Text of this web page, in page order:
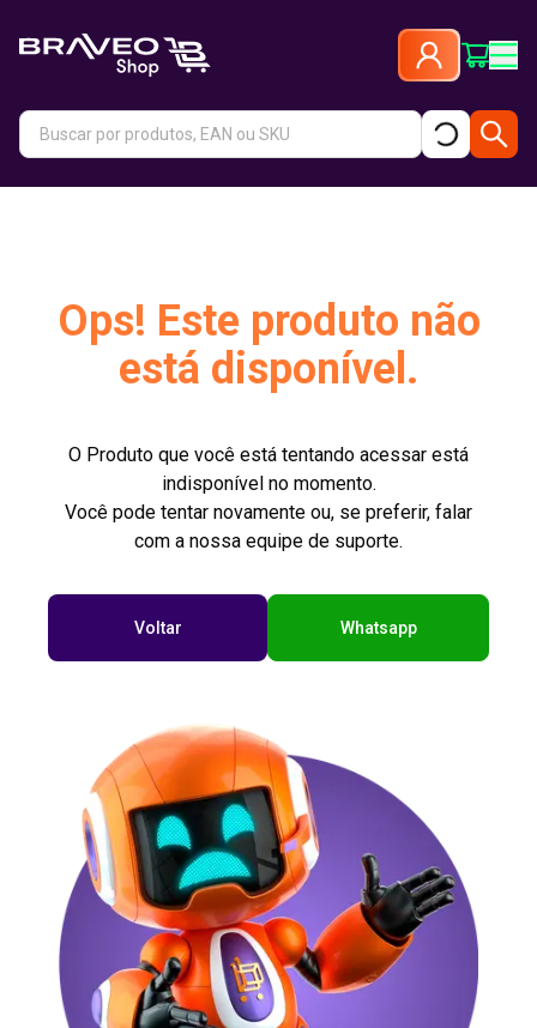
Ops! Este produto não
está disponível.
O Produto que você está tentando acessar está
indisponível no momento.
Você pode tentar novamente ou, se preferir, falar
com a nossa equipe de suporte.
Voltar Whatsapp